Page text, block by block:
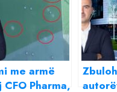
me armë
CFO Pharma,